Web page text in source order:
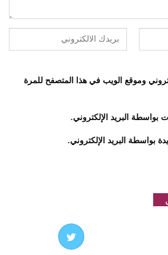
وموقع الويب في هذا المتصفح للمرة
بواسطة البريد الإلكتروني.
بواسطة البريد الإلكتروني.